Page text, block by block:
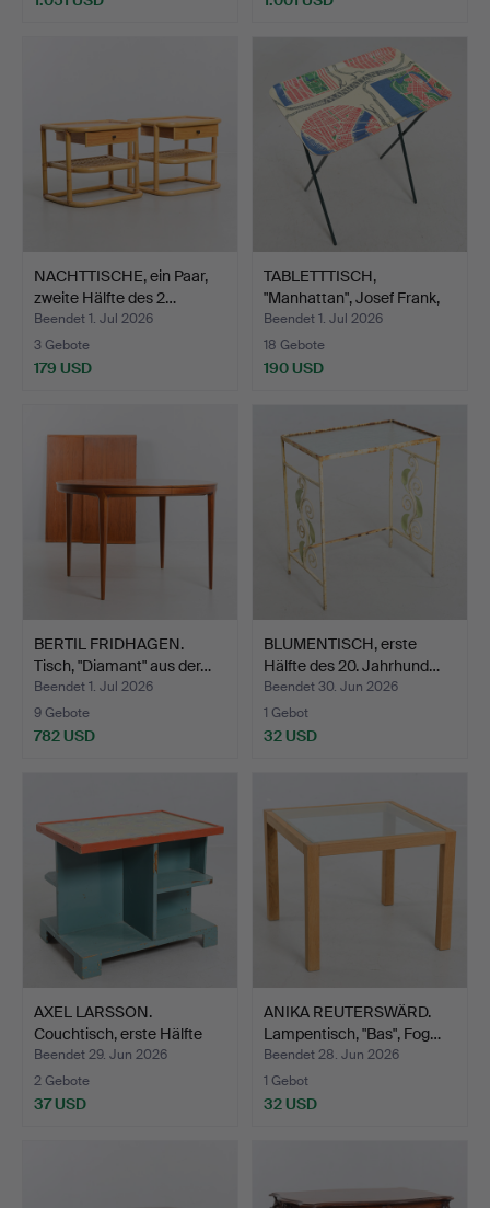
NACHTTISCHE, ein Paar,
zweite Hälfte des 2…
Beendet 1. Jul 2026
3 Gebote
179 USD
TABLETTTISCH,
"Manhattan", Josef Frank,
Fi…
Beendet 1. Jul 2026
18 Gebote
190 USD
BERTIL FRIDHAGEN.
Tisch, "Diamant" aus der…
Beendet 1. Jul 2026
9 Gebote
782 USD
BLUMENTISCH, erste
Hälfte des 20. Jahrhund…
Beendet 30. Jun 2026
1 Gebot
32 USD
AXEL LARSSON.
Couchtisch, erste Hälfte
des…
Beendet 29. Jun 2026
2 Gebote
37 USD
ANIKA REUTERSWÄRD.
Lampentisch, "Bas", Fog…
Beendet 28. Jun 2026
1 Gebot
32 USD